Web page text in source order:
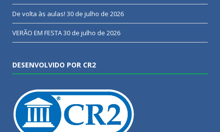
De volta às aulas! 30 de julho de 2026
VERÃO EM FESTA30 de julho de 2026
DESENVOLVIDO POR CR2